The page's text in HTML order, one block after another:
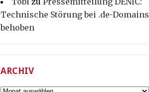
Technische Störung bei .de-Domains
behoben
ARCHIV
Archiv